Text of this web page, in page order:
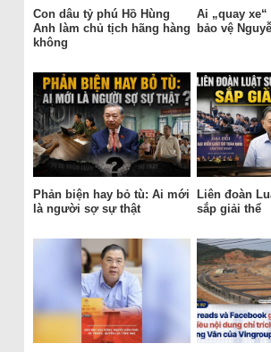
Con dâu tỷ phú Hồ Hùng
Anh làm chủ tịch hãng hàng
không
Ai „quay
bảo vệ
Phản biện hay bỏ tù: Ai mới
là người sợ sự thật
Liên đoàn
sắp giải thể